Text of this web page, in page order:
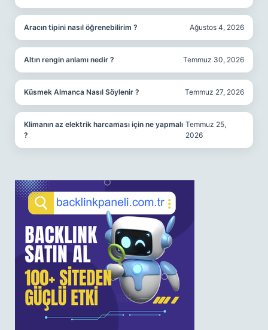
Aracın tipini nasıl öğrenebilirim ? Ağustos 4, 2026
Altın rengin anlamı nedir ? Temmuz 30, 2026
Küsmek Almanca Nasıl Söylenir ? Temmuz 27, 2026
Klimanın az elektrik harcaması için ne yapmalı
?
Temmuz 25,
2026